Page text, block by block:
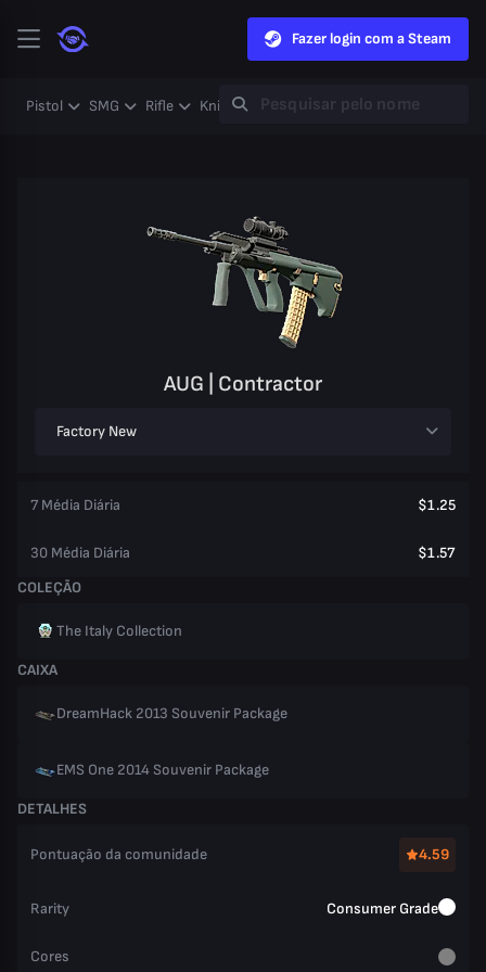
Fazer login com a Steam
Pistol SMG Rifle Knife Gloves Heavy Case
AUG | Contractor
Factory New
7 Média Diária $1.25
30 Média Diária
$1.57
COLEÇÃO
The Italy Collection
CAIXA
DreamHack 2013 Souvenir Package
EMS One 2014 Souvenir Package
DETALHES
Pontuação da comunidade 4.59
Rarity Consumer Grade
Cores